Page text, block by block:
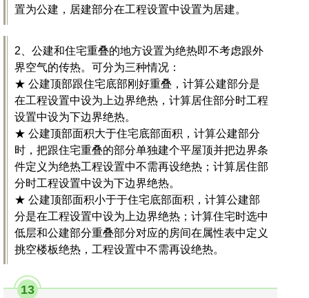
置为公建，居建部分在工程设置中设置为居建。
2、公建和住宅重叠的地方设置为绝热即不考虑跟外
界空气的传热。可分为三种情况：
★ 公建顶部跟住宅底部刚好重叠，计算公建部分是
在工程设置中设为上边界绝热，计算居住部分时工程
设置中设为下边界绝热。
★ 公建顶部面积大于住宅底部面积，计算公建部分
时，把跟住宅重叠的部分单独建个平屋顶并把边界条
件定义为绝热工程设置中不需再设绝热；计算居住部
分时工程设置中设为下边界绝热。
★ 公建顶部面积小于于住宅底部面积，计算公建部
分是在工程设置中设为上边界绝热；计算住宅时选中
低层和公建部分重叠部分对应的房间在属性表中定义
挑空楼板绝热，工程设置中不需再设绝热。
13